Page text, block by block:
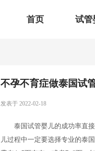
首页 试管
不孕不育症做泰国试
发表于 2022-02-18
泰国试管婴儿的成功率直
儿过程中一定要选择专业的泰